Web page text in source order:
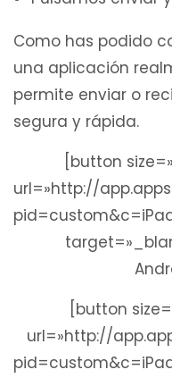
Como has podido
una aplicación
permite enviar o
segura y rápida.
[button
url=»http://
[button
url=»http://